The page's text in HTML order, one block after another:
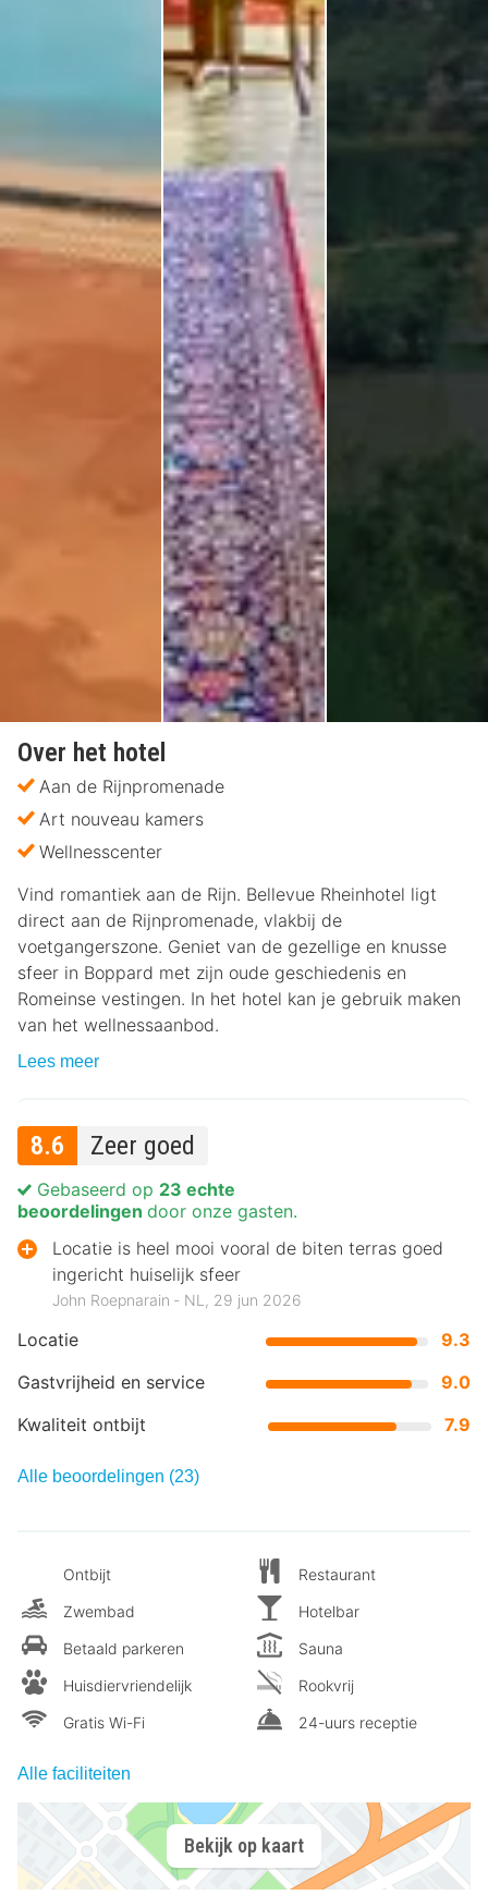
Over het hotel
Aan de Rijnpromenade
Art nouveau kamers
Wellnesscenter
Vind romantiek aan de Rijn. Bellevue Rheinhotel ligt
direct aan de Rijnpromenade, vlakbij de
voetgangerszone. Geniet van de gezellige en knusse
sfeer in Boppard met zijn oude geschiedenis en
Romeinse vestingen. In het hotel kan je gebruik maken
van het wellnessaanbod.
Lees meer
8.6 Zeer goed
Locatie
9.3
Gastvrijheid en service
9.0
Kwaliteit ontbijt
7.9
Gebaseerd op 23 echte
beoordelingen door onze gasten.
Locatie is heel mooi vooral de biten terras goed
ingericht huiselijk sfeer
John Roepnarain ‐ NL, 29 jun 2026
Alle beoordelingen (23)
Ontbijt
Zwembad
Betaald parkeren
Huisdiervriendelijk
Gratis Wi-Fi
Restaurant
Hotelbar
Sauna
Rookvrij
24-uurs receptie
Alle faciliteiten
Bekijk op kaart